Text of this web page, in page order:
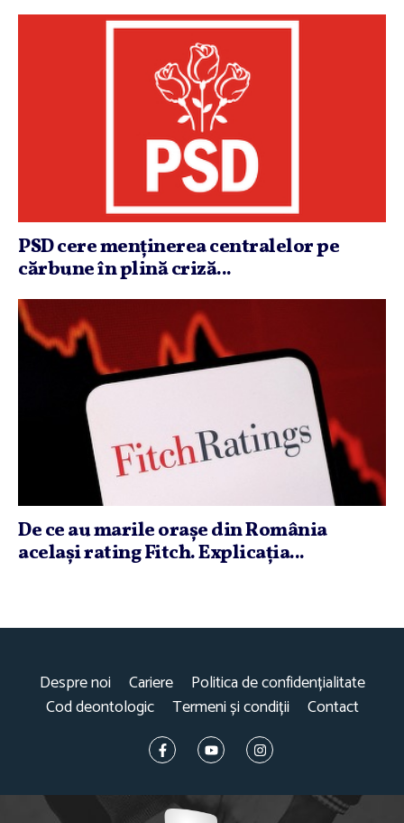
PSD cere menţinerea centralelor pe
cărbune în plină criză...
De ce au marile oraşe din România
acelaşi rating Fitch. Explicaţia...
Despre noi Cariere
Politica de confidențialitate
Cod deontologic
Termeni și condiții Contact